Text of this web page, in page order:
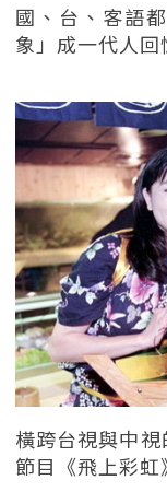
國、台、客語
象」成一代人回
橫跨台視與中
節目《飛上彩虹